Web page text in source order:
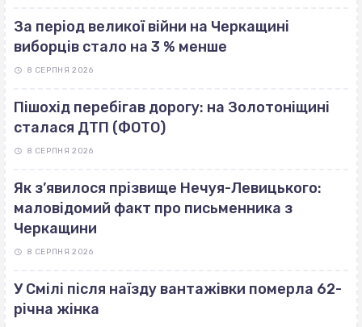
За період великої війни на Черкащині
виборців стало на 3 % менше
8 СЕРПНЯ 2026
Пішохід перебігав дорогу: на Золотоніщині
сталася ДТП (ФОТО)
8 СЕРПНЯ 2026
Як з’явилося прізвище Нечуя-Левицького:
маловідомий факт про письменника з
Черкащини
8 СЕРПНЯ 2026
У Смілі після наїзду вантажівки померла 62-
річна жінка